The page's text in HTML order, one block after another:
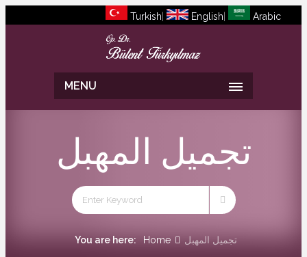
Turkish English Arabic
MENU
تجميل المهبل
You are here: Home تجميل المهبل